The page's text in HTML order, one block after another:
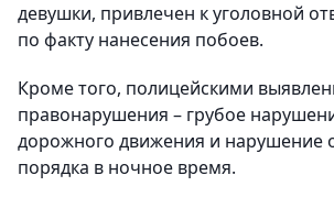
девушки, привлечен к уголовной
по факту нанесения побоев.
Кроме того, полицейскими
правонарушения – грубое
дорожного движения и нарушение
порядка в ночное время.